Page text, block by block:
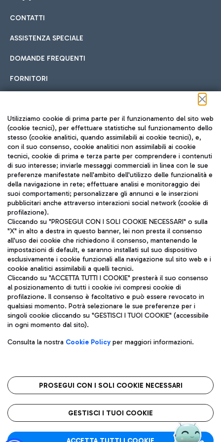
Cucina Internazionale
Fast Food
Pizza
Gelateria
Wine Bar & Sparkling
Hotel in aeroporto
Scegli l'alloggio più adatto e approfitta della vicinanza
all'aeroporto.
Car sharing
Con il Car Sharing è ancora più facile spostarsi
Treno
Raggiungi velocemente l'aeroporto di Fiumicino da Roma
tramite i servizi ferroviari Trenitalia.
Autobus
Scopri le linee di autobus per raggiungere l'aeroporto
Leonardo Da Vinci.
Raggiungi l’aeroporto senza pensieri con il servizio di taxi a
Ristoranti
Scopri la nostra offerta per una pausa gustosa in aeroporto
Mappa Aeroporto Fiumicino
CONTATTI
ASSISTENZA SPECIALE
DOMANDE FREQUENTI
FORNITORI
Seguici sui social
TRAVEL JOURNAL
ITA
Aeroporti di Roma S.p.A. - Società soggetta a direzione e
coordinamento di Mundys S.p.A.
Codice fiscale e Registro delle Imprese di Roma 13032990155 P.
IVA 06572251004
Capitale sociale 62.224.743,00 int. vers.
Sede legale: Via Pier Paolo Racchetti 1 - 00054 Fiumicino (RM)
telefono +39 06 65951
Privacy policy
Note legali
Roma FCO
L'aeroporto stellato
Utilizziamo cookie di prima parte per il funzionamento del sito web
(cookie tecnici), per effettuare statistiche sul funzionamento dello
stesso (cookie analitici, quando assimilabili ai cookie tecnici), e,
con il suo consenso, cookie analitici non assimilabili ai cookie
tecnici, cookie di prima e terza parte per comprendere i contenuti
di suo interesse; inviarle messaggi commerciali in linea con le sue
preferenze manifestate nell'ambito dell'utilizzo delle funzionalità e
della navigazione in rete; effettuare analisi e monitoraggio dei
suoi comportamenti; personalizzare gli annunci e le inserzioni
pubblicitari anche attraverso interazioni social network (cookie di
profilazione).
Cliccando su "PROSEGUI CON I SOLI COOKIE NECESSARI" o sulla
"X" in alto a destra in questo banner, lei non presta il consenso
all'uso dei cookie che richiedono il consenso, mantenendo le
impostazioni di default, e saranno installati sul suo dispositivo
esclusivamente i cookie funzionali alla navigazione sul sito web e i
cookie analitici assimilabili a quelli tecnici.
Cliccando su "ACCETTA TUTTI I COOKIE" presterà il suo consenso
al posizionamento di tutti i cookie ivi compresi cookie di
profilazione. Il consenso è facoltativo e può essere revocato in
qualsiasi momento. Potrà selezionare le sue preferenze per i
singoli cookie cliccando su "GESTISCI I TUOI COOKIE" (accessibile
in ogni momento dal sito).
Consulta la nostra Cookie Policyper maggiori informazioni.
PROSEGUI CON I SOLI COOKIE NECESSARI
GESTISCI I TUOI COOKIE